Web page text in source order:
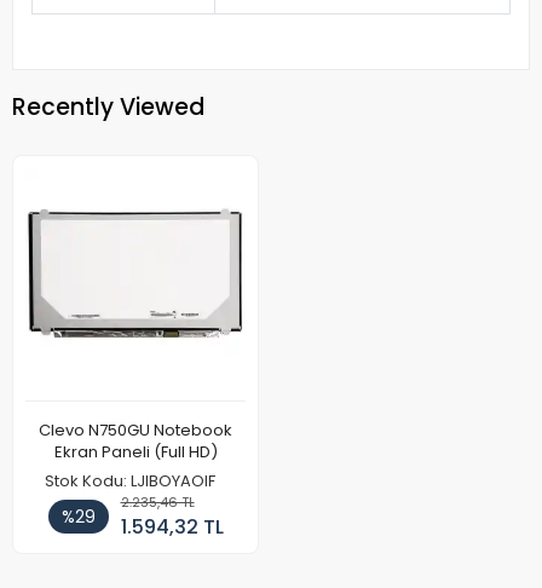
Recently Viewed
Clevo N750GU Notebook
Ekran Paneli (Full HD)
Stok Kodu: LJIBOYAOIF
%29
2.235,46 TL
1.594,32 TL